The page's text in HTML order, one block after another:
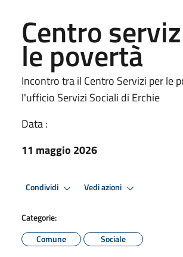
Centro
le povertà
Incontro tra il Centro Servizi per le
l'ufficio Servizi Sociali di Erchie
Data :
11 maggio 2026
Condividi Vedi azioni
Categorie:
Comune
Sociale